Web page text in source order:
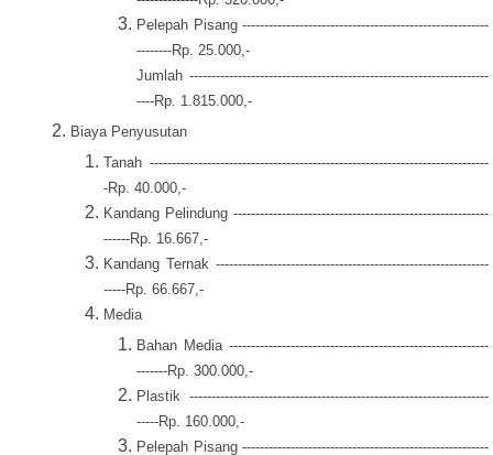
Pelepah Pisang --------------------------------------------------------
--------Rp. 25.000,-
Jumlah --------------------------------------------------------------------
----Rp. 1.815.000,-
Biaya Penyusutan
Tanah -----------------------------------------------------------------------------
-Rp. 40.000,-
Kandang Pelindung ----------------------------------------------------------
------Rp. 16.667,-
Kandang Ternak --------------------------------------------------------------
-----Rp. 66.667,-
Media
Bahan Media -----------------------------------------------------------
-------Rp. 300.000,-
Plastik --------------------------------------------------------------------
-----Rp. 160.000,-
Pelepah Pisang --------------------------------------------------------